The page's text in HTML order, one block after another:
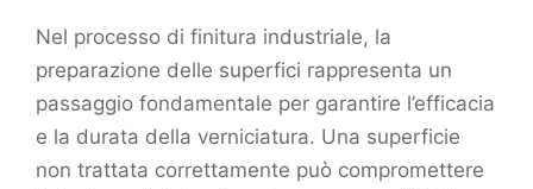
Nel processo di finitura industriale, la
preparazione delle superfici rappresenta un
passaggio fondamentale per garantire l’efficacia
e la durata della verniciatura. Una superficie
non trattata correttamente può compromettere